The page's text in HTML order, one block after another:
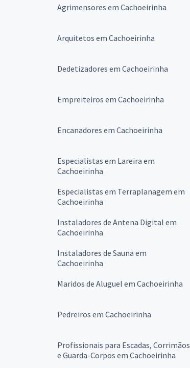
Agrimensores em Cachoeirinha
Arquitetos em Cachoeirinha
Dedetizadores em Cachoeirinha
Empreiteiros em Cachoeirinha
Encanadores em Cachoeirinha
Especialistas em Lareira em
Cachoeirinha
Especialistas em Terraplanagem em
Cachoeirinha
Instaladores de Antena Digital em
Cachoeirinha
Instaladores de Sauna em
Cachoeirinha
Maridos de Aluguel em Cachoeirinha
Pedreiros em Cachoeirinha
Profissionais para Escadas, Corrimãos
e Guarda-Corpos em Cachoeirinha